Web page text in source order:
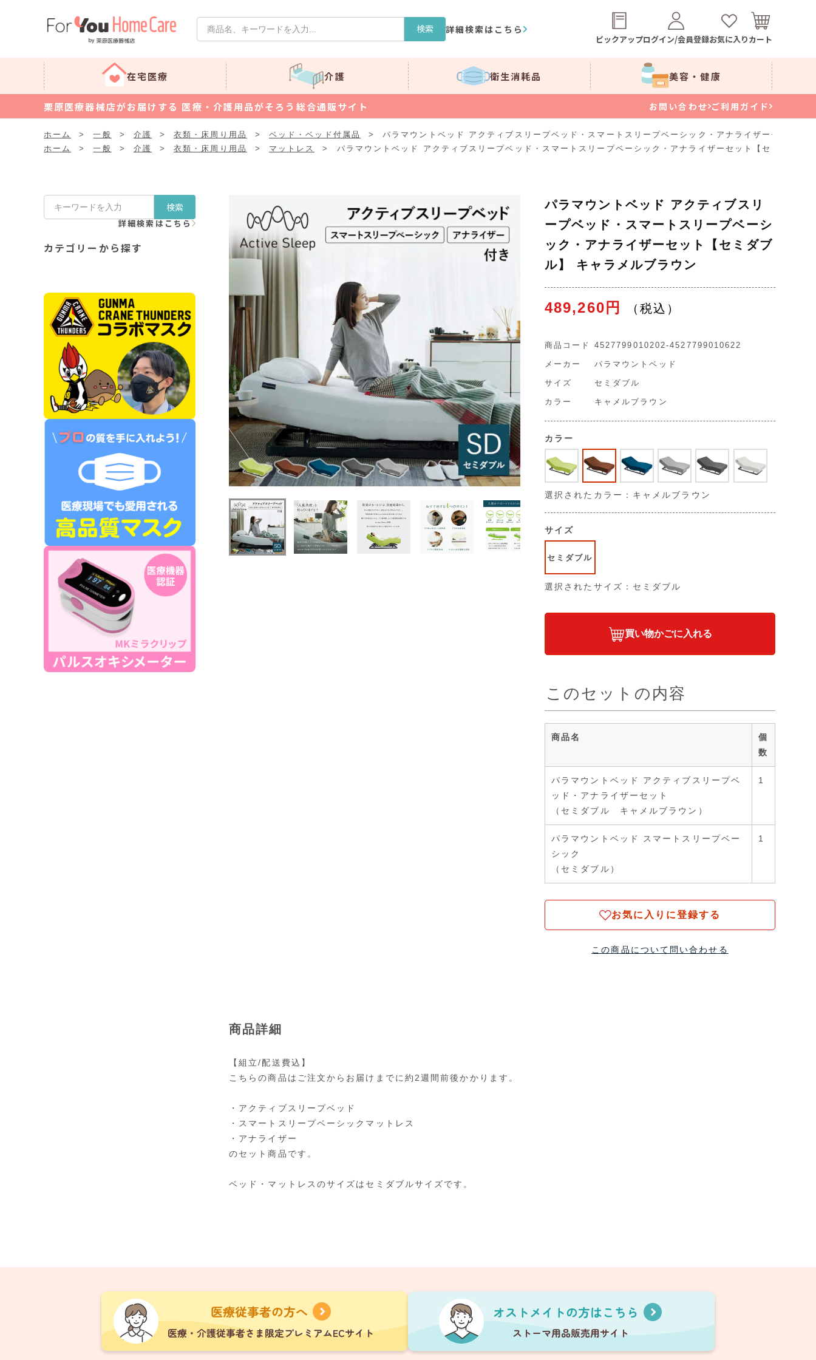
検索 詳細検索はこちら
ピックアップログイン/会員登録お気に入りカート
在宅医療 介護 衛生消耗品 美容・健康
栗原医療器械店がお届けする 医療・介護用品がそろう総合通販サイト お問い合わせ ご利用ガイド
ホーム > 一般 > 介護 > 衣類・床周り用品 > ベッド・ベッド付属品 >
パラマウントベッド アクティブスリープベッド・スマートスリープベーシック・アナライザーセット【
ホーム
> 一般 > 介護 > 衣類・床周り用品 > マットレス > パラマウントベッド アクティブスリープベッド・スマートスリープベーシック・アナライザーセット【セミダブル
検索
詳細検索はこちら
カテゴリーから探す
パラマウントベッド アクティブスリ
ープベッド・スマートスリープベーシ
ック・アナライザーセット【セミダブ
ル】 キャラメルブラウン
489,260円
商品コード 4527799010202-4527799010622
メーカー パラマウントベッド
サイズ セミダブル
カラー キャメルブラウン
カラー
選択されたカラー：キャメルブラウン
サイズ
セミダブル
選択されたサイズ：セミダブル
買い物かごに入れる
このセットの内容
商品名
個
数
パラマウントベッド アクティブスリープベ
ッド・アナライザーセット
（セミダブル キャメルブラウン）
1
パラマウントベッド スマートスリープベー
シック
（セミダブル）
1
お気に入りに登録する
この商品について問い合わせる
商品詳細
【組立/配送費込】
こちらの商品はご注文からお届けまでに約2週間前後かかります。
・アクティブスリープベッド
・スマートスリープベーシックマットレス
・アナライザー
のセット商品です。
ベッド・マットレスのサイズはセミダブルサイズです。